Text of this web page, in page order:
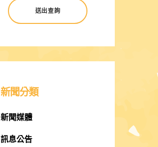
送出查詢
新聞分類
新聞媒體
訊息公告